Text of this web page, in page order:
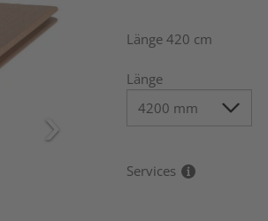
Länge 420 cm
Länge
Services